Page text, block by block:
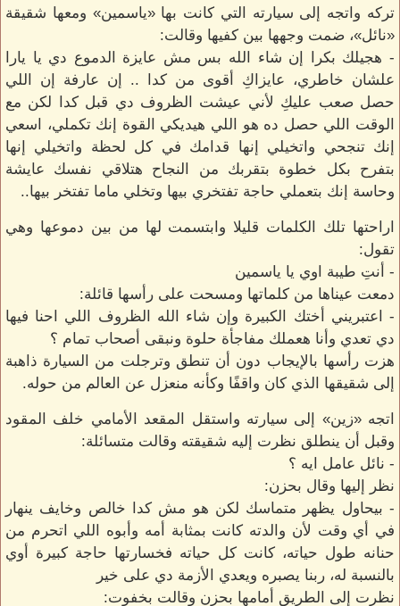
تركه واتجه إلى سيارته التي كانت بها «ياسمين» ومعها شقيقة
«نائل»، ضمت وجهها بين كفيها وقالت:
- هجيلك بكرا إن شاء الله بس مش عايزة الدموع دي يا يارا
علشان خاطري، عايزاكِ أقوى من كدا .. إن عارفة إن اللي
حصل صعب عليكِ لأني عيشت الظروف دي قبل كدا لكن مع
الوقت اللي حصل ده هو اللي هيديكي القوة إنك تكملي، اسعي
إنك تنجحي واتخيلي إنها قدامك في كل لحظة واتخيلي إنها
بتفرح بكل خطوة بتقربك من النجاح هتلاقي نفسك عايشة
وحاسة إنك بتعملي حاجة تفتخري بيها وتخلي ماما تفتخر بيها..
اراحتها تلك الكلمات قليلا وابتسمت لها من بين دموعها وهي
تقول:
- أنتِ طيبة اوي يا ياسمين
دمعت عيناها من كلماتها ومسحت على رأسها قائلة:
- اعتبريني أختك الكبيرة وإن شاء الله الظروف اللي احنا فيها
دي تعدي وأنا هعملك مفاجأة حلوة ونبقى أصحاب تمام ؟
هزت رأسها بالإيجاب دون أن تنطق وترجلت من السيارة ذاهبة
إلى شقيقها الذي كان واقفًا وكأنه منعزل عن العالم من حوله.
اتجه «زين» إلى سيارته واستقل المقعد الأمامي خلف المقود
وقبل أن ينطلق نظرت إليه شقيقته وقالت متسائلة:
- نائل عامل ايه ؟
نظر إليها وقال بحزن:
- بيحاول يظهر متماسك لكن هو مش كدا خالص وخايف ينهار
في أي وقت لأن والدته كانت بمثابة أمه وأبوه اللي اتحرم من
حنانه طول حياته، كانت كل حياته فخسارتها حاجة كبيرة أوي
بالنسبة له، ربنا يصبره ويعدي الأزمة دي على خير
نظرت إلى الطريق أمامها بحزن وقالت بخفوت: